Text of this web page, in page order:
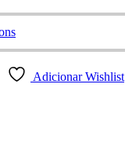
Adicionar Wishlist